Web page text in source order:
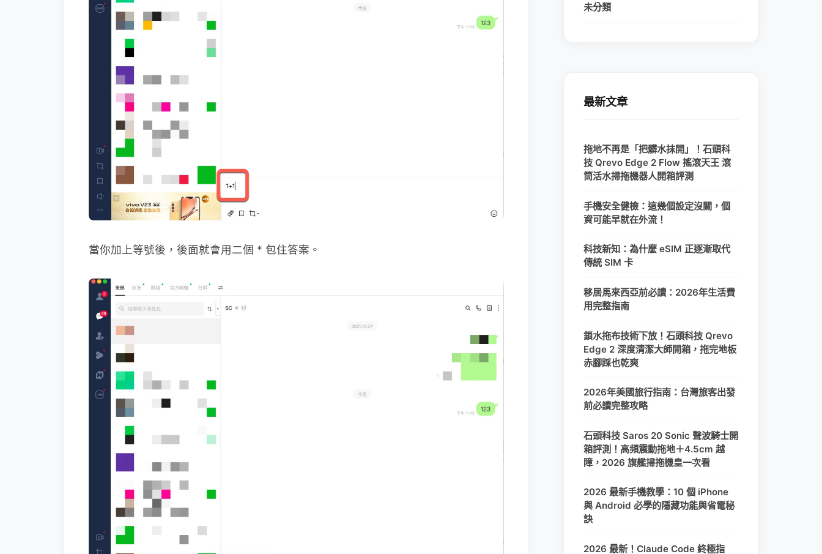
當你加上等號後，後面就會用二個 * 包住答案。
未分類
最新文章
拖地不再是「把髒水抹開」！石頭科
技 Qrevo Edge 2 Flow 搖滾天王 滾
筒活水掃拖機器人開箱評測
手機安全健檢：這幾個設定沒關，個
資可能早就在外流！
科技新知：為什麼 eSIM 正逐漸取代
傳統 SIM 卡
移居馬來西亞前必讀：2026年生活費
用完整指南
鎖水拖布技術下放！石頭科技 Qrevo
Edge 2 深度清潔大師開箱，拖完地板
赤腳踩也乾爽
2026年美國旅行指南：台灣旅客出發
前必讀完整攻略
石頭科技 Saros 20 Sonic 聲波騎士開
箱評測！高頻震動拖地＋4.5cm 越
障，2026 旗艦掃拖機皇一次看
2026 最新手機教學：10 個 iPhone
與 Android 必學的隱藏功能與省電秘
訣
2026 最新！Claude Code 終極指